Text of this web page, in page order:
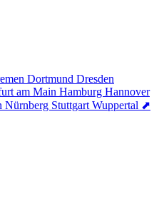
Dortmund Dresden
am Main Hamburg Hannover
Nürnberg Stuttgart Wuppertal ⬈